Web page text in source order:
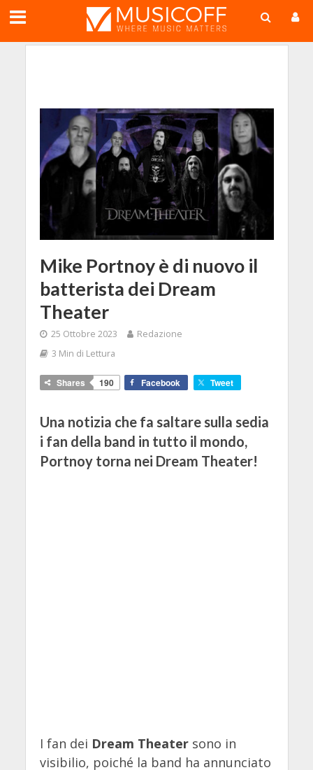
Mike Portnoy è di nuovo il
batterista dei Dream
Theater
25 Ottobre 2023
Redazione
3 Min di Lettura
Shares 190 Facebook Tweet
Una notizia che fa saltare sulla sedia
i fan della band in tutto il mondo,
Portnoy torna nei Dream Theater!
I fan dei Dream Theater sono in
visibilio, poiché la band ha annunciato